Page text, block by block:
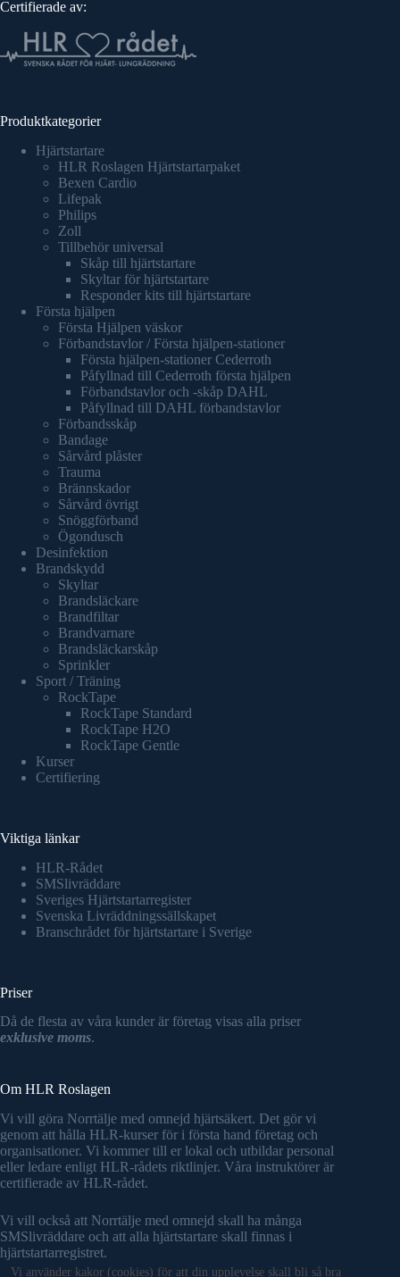
Vi använder kakor (cookies) för att din upplevelse skall bli så bra
Certifierade av:
Produktkategorier
Hjärtstartare
HLR Roslagen Hjärtstartarpaket
Bexen Cardio
Lifepak
Philips
Zoll
Tillbehör universal
Skåp till hjärtstartare
Skyltar för hjärtstartare
Responder kits till hjärtstartare
Första hjälpen
Första Hjälpen väskor
Förbandstavlor / Första hjälpen-stationer
Första hjälpen-stationer Cederroth
Påfyllnad till Cederroth första hjälpen
Förbandstavlor och -skåp DAHL
Påfyllnad till DAHL förbandstavlor
Förbandsskåp
Bandage
Sårvård plåster
Trauma
Brännskador
Sårvård övrigt
Snöggförband
Ögondusch
Desinfektion
Brandskydd
Skyltar
Brandsläckare
Brandfiltar
Brandvarnare
Brandsläckarskåp
Sprinkler
Sport / Träning
RockTape
RockTape Standard
RockTape H2O
RockTape Gentle
Kurser
Certifiering
Viktiga länkar
HLR-Rådet
SMSlivräddare
Sveriges Hjärtstartarregister
Svenska Livräddningssällskapet
Branschrådet för hjärtstartare i Sverige
Priser
Då de flesta av våra kunder är företag visas alla priser
exklusive moms.
Om HLR Roslagen
Vi vill göra Norrtälje med omnejd hjärtsäkert. Det gör vi
genom att hålla HLR-kurser för i första hand företag och
organisationer. Vi kommer till er lokal och utbildar personal
eller ledare enligt HLR-rådets riktlinjer. Våra instruktörer är
certifierade av HLR-rådet.
Vi vill också att Norrtälje med omnejd skall ha många
SMSlivräddare och att alla hjärtstartare skall finnas i
hjärtstartarregistret.